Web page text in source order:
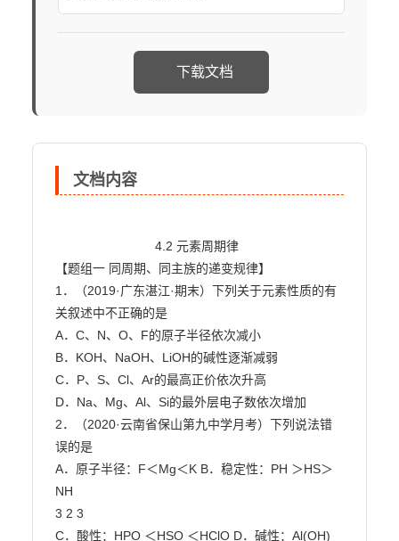
下载文档
文档内容
【题组一 同周期、同主族的递变规律】
1．（2019·广东湛江·期末）下列关于元素性质的有
关叙述中不正确的是
A．C、N、O、F的原子半径依次减小
B．KOH、NaOH、LiOH的碱性逐渐减弱
C．P、S、Cl、Ar的最高正价依次升高
D．Na、Mg、Al、Si的最外层电子数依次增加
2．（2020·云南省保山第九中学月考）下列说法错
误的是
A．原子半径：F＜Mg＜K B．稳定性：PH ＞HS＞
NH
3 2 3
C．酸性：HPO ＜HSO ＜HClO D．碱性：Al(OH)